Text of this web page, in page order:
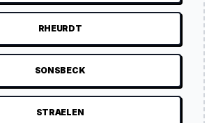
RHEURDT
SONSBECK
STRAELEN